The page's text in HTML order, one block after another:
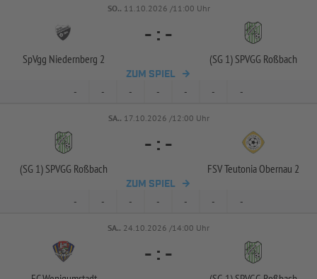
SO.. 11.10.2026 /11:00 Uhr
SpVgg Niedernberg 2
- : -
(SG 1) SPVGG Roßbach
ZUM SPIEL
- - - - - - -
SA.. 17.10.2026 /12:00 Uhr
(SG 1) SPVGG Roßbach
- : -
FSV Teutonia Obernau 2
ZUM SPIEL
- - - - - - -
SA.. 24.10.2026 /14:00 Uhr
- : -